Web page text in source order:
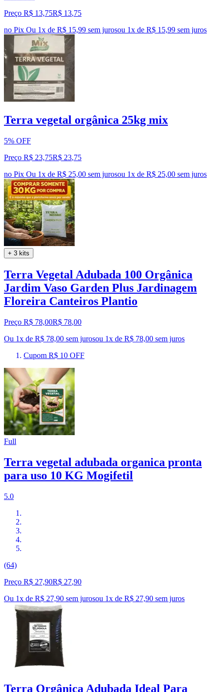
Preço R$ 13,75R$ 13,75
no Pix Ou 1x de R$ 15,99 sem jurosou 1x de R$ 15,99 sem juros
Terra vegetal orgânica 25kg mix
5% OFF
Preço R$ 23,75R$ 23,75
no Pix Ou 1x de R$ 25,00 sem jurosou 1x de R$ 25,00 sem juros
+ 3 kits
Terra Vegetal Adubada 100 Orgânica
Jardim Vaso Garden Plus Jardinagem
Floreira Canteiros Plantio
Preço R$ 78,00R$ 78,00
Ou 1x de R$ 78,00 sem jurosou 1x de R$ 78,00 sem juros
Cupom R$ 10 OFF
Full
Terra vegetal adubada organica pronta
para uso 10 KG Mogifetil
5.0
(64)
Preço R$ 27,90R$ 27,90
Ou 1x de R$ 27,90 sem jurosou 1x de R$ 27,90 sem juros
Terra Orgânica Adubada Ideal Para